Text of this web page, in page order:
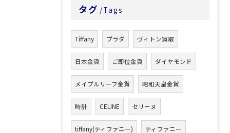
タグ Tags
Tiffany プラダ ヴィトン買取
日本金貨 ご即位金貨 ダイヤモンド
メイプルリーフ金貨 昭和天皇金貨
時計 CELINE セリーヌ
tiffany(ティファニー) ティファニー